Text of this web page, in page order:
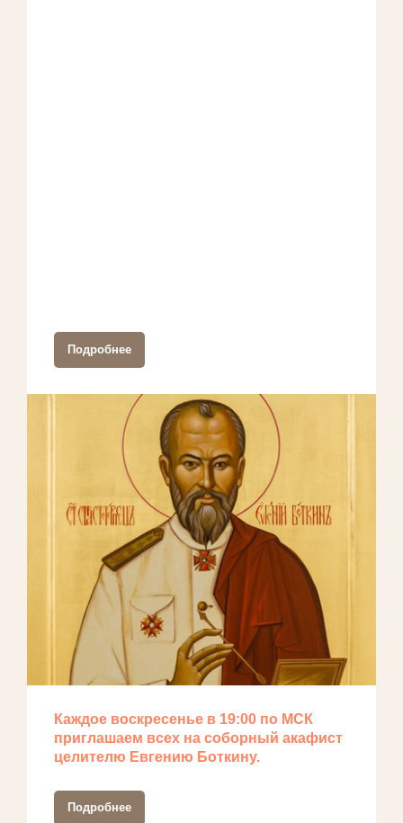
Подробнее
Каждое воскресенье в 19:00 по МСК
приглашаем всех на соборный акафист
целителю Евгению Боткину.
Подробнее